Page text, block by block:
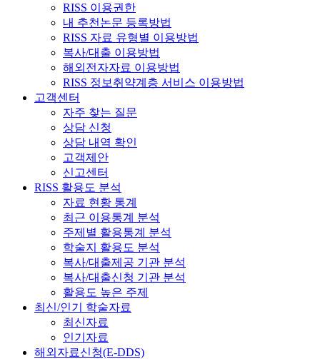
RISS 이용권한
내 추천논문 등록방법
RISS 자료 유형별 이용방법
복사/대출 이용방법
해외전자자료 이용방법
RISS 정보취약계층 서비스 이용방법
고객센터
자주 찾는 질문
상담 신청
상담 내역 확인
고객제안
신고센터
RISS 활용도 분석
자료 현황 통계
최근 이용통계 분석
주제별 활용통계 분석
학술지 활용도 분석
복사/대출제공 기관 분석
복사/대출신청 기관 분석
활용도 높은 주제
최신/인기 학술자료
최신자료
인기자료
해외자료신청(E-DDS)